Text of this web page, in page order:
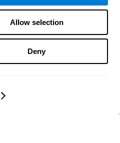
Allow selection
Deny